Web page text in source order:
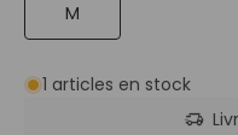
M
1 articles en stock
delivery_truck_speed